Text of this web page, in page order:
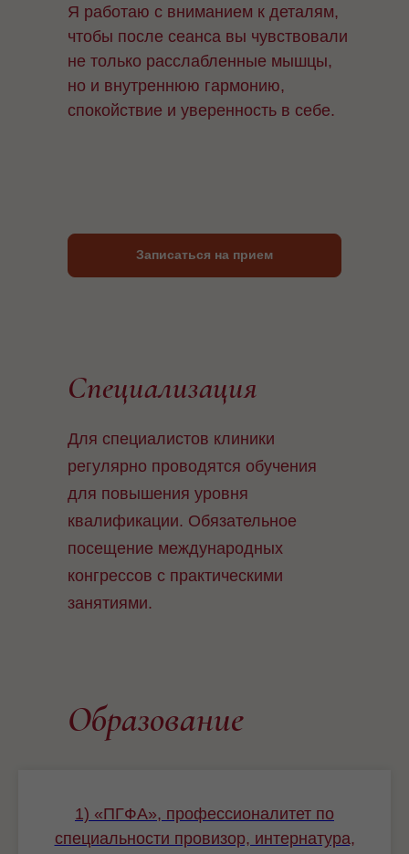
Я работаю с вниманием к деталям,
чтобы после сеанса вы чувствовали
не только расслабленные мышцы,
но и внутреннюю гармонию,
спокойствие и уверенность в себе.
Записаться на прием
Для специалистов клиники
регулярно проводятся обучения
для повышения уровня
квалификации. Обязательное
посещение международных
конгрессов с практическими
занятиями.
Специализация
Образование
1) «ПГФА», профессионалитет по
специальности провизор, интернатура,